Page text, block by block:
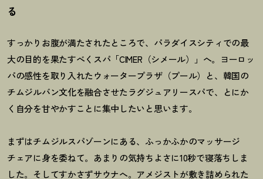
る
すっかりお腹が満たされたところで、パラダイスシティでの最
大の目的を果たすべくスパ「CIMER（シメール）」へ。ヨーロッ
パの感性を取り入れたウォータープラザ（プール）と、韓国の
チムジルバン文化を融合させたラグジュアリースパで、とにか
く自分を甘やかすことに集中したいと思います。
まずはチムジルスパゾーンにある、ふっかふかのマッサージ
チェアに身を委ねて。あまりの気持ちよさに10秒で寝落ちしま
した。そしてすかさずサウナへ。アメジストが敷き詰められた